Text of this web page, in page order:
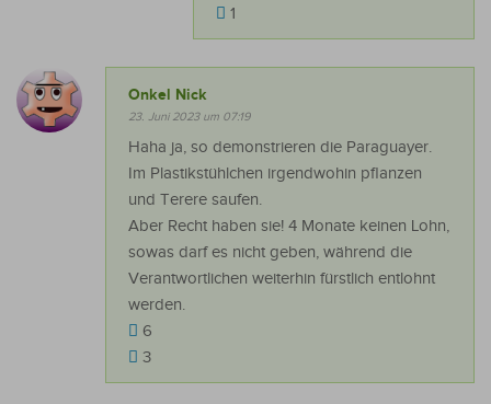
1
Onkel Nick
23. Juni 2023 um 07:19
Haha ja, so demonstrieren die Paraguayer.
Im Plastikstühlchen irgendwohin pflanzen
und Terere saufen.
Aber Recht haben sie! 4 Monate keinen Lohn,
sowas darf es nicht geben, während die
Verantwortlichen weiterhin fürstlich entlohnt
werden.
6
3